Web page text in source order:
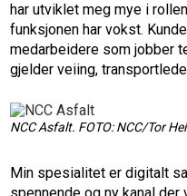
har utviklet meg mye i
funksjonen har vokst.
medarbeidere som jobber
gjelder veiing,
NCC Asfalt. FOTO: NCC/Tor
Min spesialitet er digitalt